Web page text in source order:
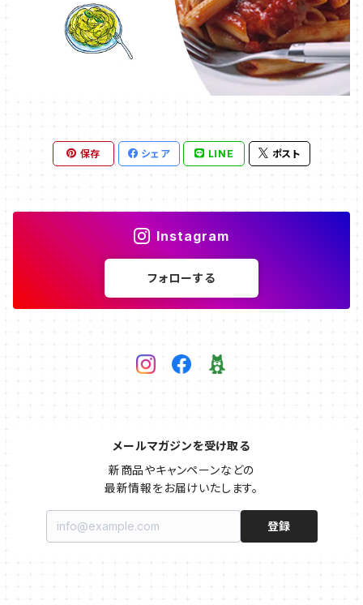
保存 シェア LINE ポスト
Instagram
フォローする
メールマガジンを受け取る
新商品やキャンペーンなどの
最新情報をお届けいたします。
登録